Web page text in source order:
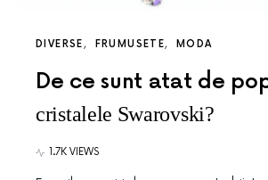
DIVERSE FRUMUSETE MODA
De ce sunt atat de
cristalele Swarovski?
1.7K VIEWS